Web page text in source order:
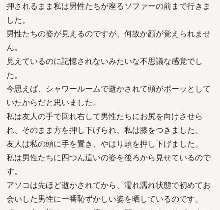
押されるまま私は男性たちが座るソファーの前まで行きま
した。
男性たちの姿が見えるのですが、何故か顔が覚えられませ
ん。
見えているのに記憶されないみたいな不思議な感覚でし
た。
今思えば、シャワールームで逝かされて頭がボーッとして
いたからだと思いました。
私は友人の手で回れ右して男性たちにお尻を向けさせら
れ、そのまま方を押し下げられ、私は膝をつきました。
友人は私の頭に手を置き、やはり頭を押し下げました。
私は男性たちに四つん這いの姿を後ろから見せているので
す。
アソコは先ほど逝かされてから、濡れ濡れ状態で初めてお
会いした男性に一番恥ずかしい姿を晒しているのです。